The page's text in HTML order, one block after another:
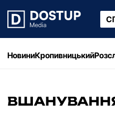
НовиниКропивницький
ВШАНУВАННЯ